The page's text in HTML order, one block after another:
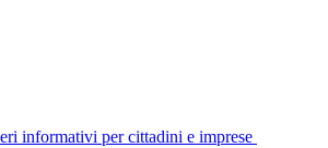
informativi per cittadini e imprese